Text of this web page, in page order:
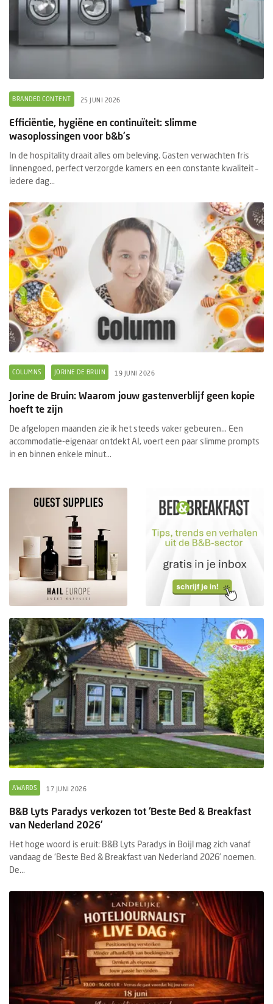
BRANDED CONTENT 25 JUNI 2026
Efficiëntie, hygiëne en continuïteit: slimme
wasoplossingen voor b&b's
In de hospitality draait alles om beleving. Gasten verwachten fris
linnengoed, perfect verzorgde kamers en een constante kwaliteit –
iedere dag...
COLUMNS JORINE DE BRUIN 19 JUNI 2026
Jorine de Bruin: Waarom jouw gastenverblijf geen kopie
hoeft te zijn
De afgelopen maanden zie ik het steeds vaker gebeuren... Een
accommodatie-eigenaar ontdekt AI, voert een paar slimme prompts
in en binnen enkele minut...
AWARDS 17 JUNI 2026
B&B Lyts Paradys verkozen tot ‘Beste Bed & Breakfast
van Nederland 2026’
Het hoge woord is eruit: B&B Lyts Paradys in Boijl mag zich vanaf
vandaag de ‘Beste Bed & Breakfast van Nederland 2026’ noemen.
De...